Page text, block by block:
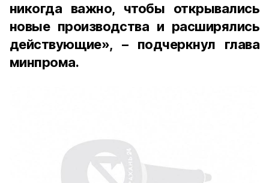
никогда важно, чтобы открывались
новые производства и расширялись
действующие», – подчеркнул глава
минпрома.